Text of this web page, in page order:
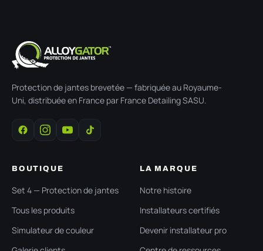
Protection de jantes brevetée — fabriquée au Royaume-
Uni, distribuée en France par France Detailing SASU.
BOUTIQUE
Set 4 — Protection de jantes
Tous les produits
Simulateur de couleur
LA MARQUE
Notre histoire
Installateurs certifiés
Devenir installateur pro